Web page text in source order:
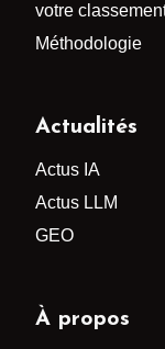
votre
Méthodologie
Actualités
Actus IA
Actus LLM
GEO
À propos